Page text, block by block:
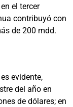
el tercer
contribuyó con
de 200 mdd.
evidente,
del año en
de dólares; en